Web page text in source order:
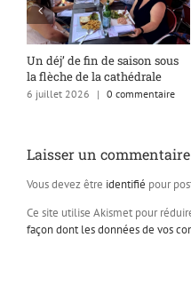
Un déj’ de fin de saison sous
la flèche de la cathédrale
6 juillet 2026 | 0 commentaire
Laisser un commentaire
Vous devez être identifié pour
Ce site utilise Akismet pour
façon dont les données de vos